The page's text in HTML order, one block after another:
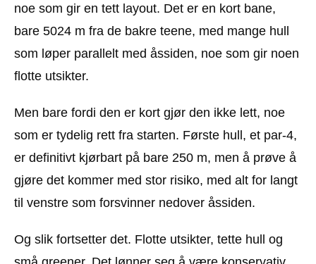
noe som gir en tett layout. Det er en kort bane,
bare 5024 m fra de bakre teene, med mange hull
som løper parallelt med åssiden, noe som gir noen
flotte utsikter.
Men bare fordi den er kort gjør den ikke lett, noe
som er tydelig rett fra starten. Første hull, et par-4,
er definitivt kjørbart på bare 250 m, men å prøve å
gjøre det kommer med stor risiko, med alt for langt
til venstre som forsvinner nedover åssiden.
Og slik fortsetter det. Flotte utsikter, tette hull og